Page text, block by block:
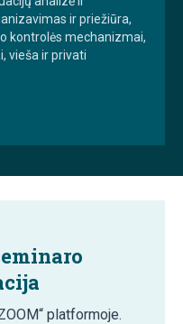
ir priežiūra,
kontrolės mechanizmai,
vieša ir privati
platformoje.